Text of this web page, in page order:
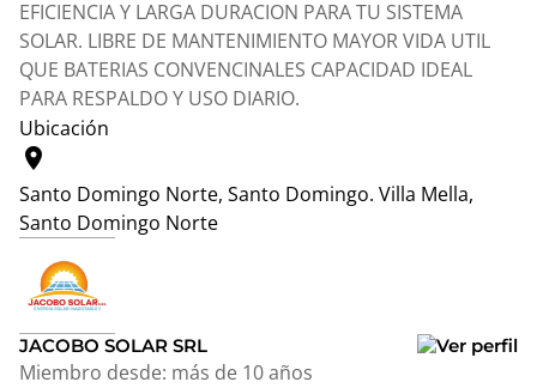
EFICIENCIA Y LARGA DURACION PARA TU SISTEMA
SOLAR. LIBRE DE MANTENIMIENTO MAYOR VIDA UTIL
QUE BATERIAS CONVENCINALES CAPACIDAD IDEAL
PARA RESPALDO Y USO DIARIO.
Ubicación
location_on
Santo Domingo Norte, Santo Domingo. Villa Mella,
Santo Domingo Norte
+
−
JACOBO SOLAR SRL
Miembro desde: más de 10 años